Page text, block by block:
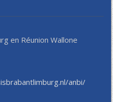
en Réunion Wallone
anbi/